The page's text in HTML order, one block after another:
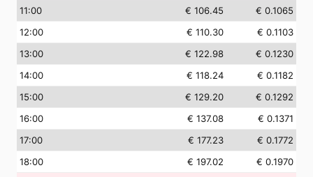
11:00 € 106.45
€ 0.1065
12:00 € 110.30
€ 0.1103
13:00 € 122.98
€ 0.1230
14:00 € 118.24
€ 0.1182
15:00 € 129.20
€ 0.1292
16:00 € 137.08
€ 0.1371
17:00 € 177.23
€ 0.1772
18:00 € 197.02
€ 0.1970